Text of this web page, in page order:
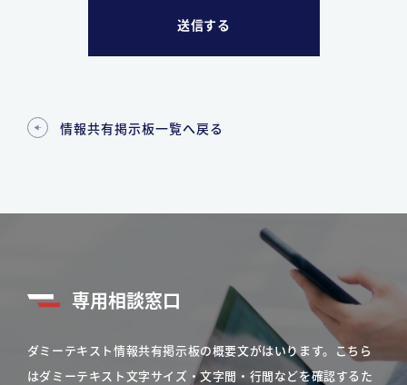
情報共有掲示板一覧へ戻る
専用相談窓口
ダミーテキスト情報共有掲示板の概要文がはいります。こちら
はダミーテキスト文字サイズ・文字間・行間などを確認するた